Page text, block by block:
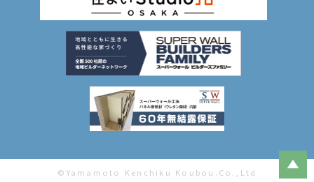
©Yamamoto Kenchiku Koubou.Co.,Ltd